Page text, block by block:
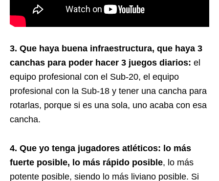
3. Que haya buena infraestructura, que haya 3
canchas para poder hacer 3 juegos diarios: el
equipo profesional con el Sub-20, el equipo
profesional con la Sub-18 y tener una cancha para
rotarlas, porque si es una sola, uno acaba con esa
cancha.
4. Que yo tenga jugadores atléticos: lo más
fuerte posible, lo más rápido posible, lo más
potente posible, siendo lo más liviano posible. Si